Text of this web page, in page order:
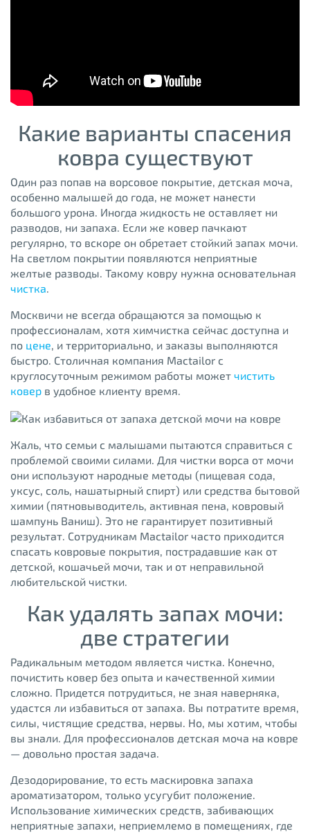
Какие варианты спасения
ковра существуют
Один раз попав на ворсовое покрытие, детская моча,
особенно малышей до года, не может нанести
большого урона. Иногда жидкость не оставляет ни
разводов, ни запаха. Если же ковер пачкают
регулярно, то вскоре он обретает стойкий запах мочи.
На светлом покрытии появляются неприятные
желтые разводы. Такому ковру нужна основательная
чистка.
Москвичи не всегда обращаются за помощью к
профессионалам, хотя химчистка сейчас доступна и
по цене, и территориально, и заказы выполняются
быстро. Столичная компания Mactailor с
круглосуточным режимом работы может чистить
ковер в удобное клиенту время.
Жаль, что семьи с малышами пытаются справиться с
проблемой своими силами. Для чистки ворса от мочи
они используют народные методы (пищевая сода,
уксус, соль, нашатырный спирт) или средства бытовой
химии (пятновыводитель, активная пена, ковровый
шампунь Ваниш). Это не гарантирует позитивный
результат. Сотрудникам Mactailor часто приходится
спасать ковровые покрытия, пострадавшие как от
детской, кошачьей мочи, так и от неправильной
любительской чистки.
Как удалять запах мочи:
две стратегии
Радикальным методом является чистка. Конечно,
почистить ковер без опыта и качественной химии
сложно. Придется потрудиться, не зная наверняка,
удастся ли избавиться от запаха. Вы потратите время,
силы, чистящие средства, нервы. Но, мы хотим, чтобы
вы знали. Для профессионалов детская моча на ковре
— довольно простая задача.
Дезодорирование, то есть маскировка запаха
ароматизатором, только усугубит положение.
Использование химических средств, забивающих
неприятные запахи, неприемлемо в помещениях, где